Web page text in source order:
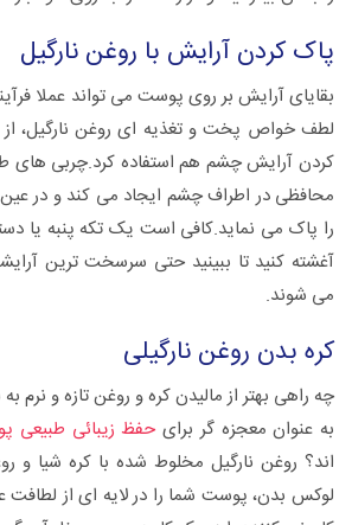
پاک کردن آرایش با روغن نارگیل
بقایای آرایش بر روی پوست می تواند عملا
لطف خواص پخت و تغذیه ای روغن نارگیل،
کردن آرایش چشم هم استفاده کرد.چربی های
محافظی در اطراف چشم ایجاد می کند و در
را پاک می نماید.کافی است یک تکه پنبه یا
آغشته کنید تا ببینید حتی سرسخت ترین
می شوند.
کره بدن روغن نارگیلی
چه راهی بهتر از مالیدن کره و روغن تازه و نرم
به عنوان معجزه گر برای حفظ زیبائی طبیعی
اند؟ روغن نارگیل مخلوط شده با کره شیا و
لوکس بدن، پوست شما را در لایه ای از لطافت